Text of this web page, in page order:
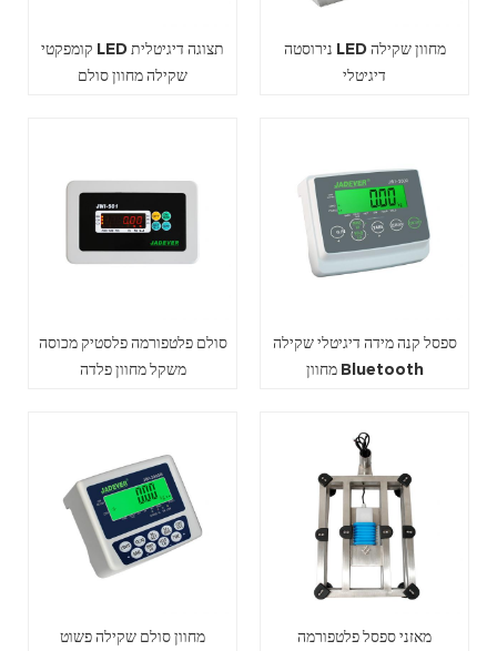
קומפקטי LED תצוגה דיגיטלית
שקילה מחוון סולם
נירוסטה LED מחוון שקילה
דיגיטלי
סולם פלטפורמה פלסטיק מכוסה
משקל מחוון פלדה
ספסל קנה מידה דיגיטלי שקילה
מחוון Bluetooth
מחוון סולם שקילה פשוט
מאזני ספסל פלטפורמה